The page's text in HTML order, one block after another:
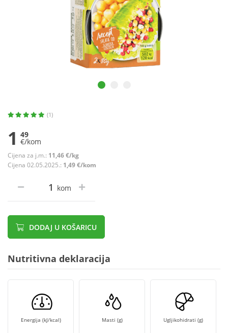
(1)
1 49
€/kom
Cijena za j.m.: 11,46 €/kg
Cijena 02.05.2025.: 1,49 €/kom
kom
DODAJ U KOŠARICU
Nutritivna deklaracija
Energija (kJ/kcal) Masti (g) Ugljikohidrati (g)